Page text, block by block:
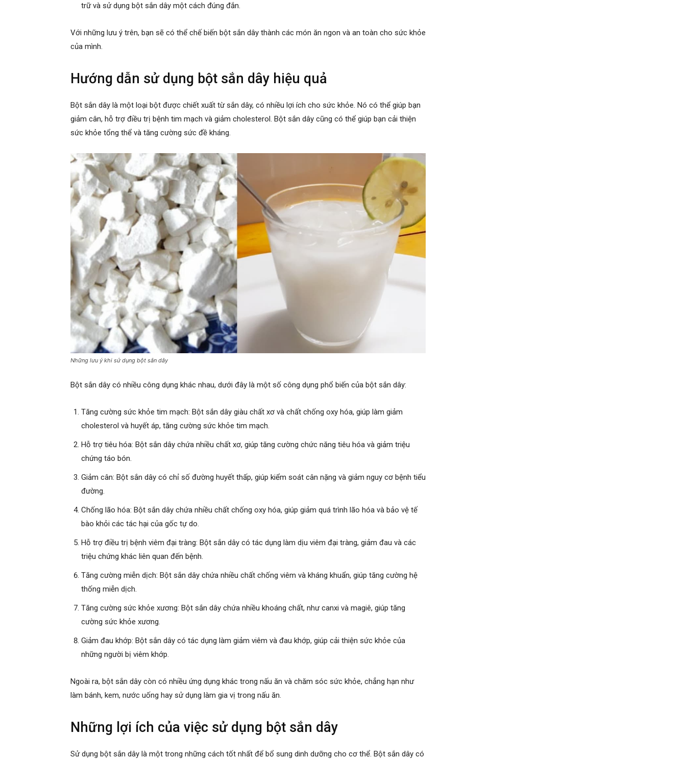
trữ và sử dụng bột sắn dây một cách đúng đắn.
Với những lưu ý trên, bạn sẽ có thể chế biến bột sắn dây thành các món ăn ngon và an toàn cho sức khỏe
của mình.
Hướng dẫn sử dụng bột sắn dây hiệu quả
Bột sắn dây là một loại bột được chiết xuất từ sắn dây, có nhiều lợi ích cho sức khỏe. Nó có thể giúp bạn
giảm cân, hỗ trợ điều trị bệnh tim mạch và giảm cholesterol. Bột sắn dây cũng có thể giúp bạn cải thiện
sức khỏe tổng thể và tăng cường sức đề kháng.
Những lưu ý khi sử dụng bột sắn dây
Bột sắn dây có nhiều công dụng khác nhau, dưới đây là một số công dụng phổ biến của bột sắn dây:
Tăng cường sức khỏe tim mạch: Bột sắn dây giàu chất xơ và chất chống oxy hóa, giúp làm giảm
cholesterol và huyết áp, tăng cường sức khỏe tim mạch.
Hỗ trợ tiêu hóa: Bột sắn dây chứa nhiều chất xơ, giúp tăng cường chức năng tiêu hóa và giảm triệu
chứng táo bón.
Giảm cân: Bột sắn dây có chỉ số đường huyết thấp, giúp kiểm soát cân nặng và giảm nguy cơ bệnh tiểu
đường.
Chống lão hóa: Bột sắn dây chứa nhiều chất chống oxy hóa, giúp giảm quá trình lão hóa và bảo vệ tế
bào khỏi các tác hại của gốc tự do.
Hỗ trợ điều trị bệnh viêm đại tràng: Bột sắn dây có tác dụng làm dịu viêm đại tràng, giảm đau và các
triệu chứng khác liên quan đến bệnh.
Tăng cường miễn dịch: Bột sắn dây chứa nhiều chất chống viêm và kháng khuẩn, giúp tăng cường hệ
thống miễn dịch.
Tăng cường sức khỏe xương: Bột sắn dây chứa nhiều khoáng chất, như canxi và magiê, giúp tăng
cường sức khỏe xương.
Giảm đau khớp: Bột sắn dây có tác dụng làm giảm viêm và đau khớp, giúp cải thiện sức khỏe của
những người bị viêm khớp.
Ngoài ra, bột sắn dây còn có nhiều ứng dụng khác trong nấu ăn và chăm sóc sức khỏe, chẳng hạn như
làm bánh, kem, nước uống hay sử dụng làm gia vị trong nấu ăn.
Những lợi ích của việc sử dụng bột sắn dây
Sử dụng bột sắn dây là một trong những cách tốt nhất để bổ sung dinh dưỡng cho cơ thể. Bột sắn dây có